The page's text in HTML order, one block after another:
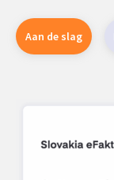
Aan de slag